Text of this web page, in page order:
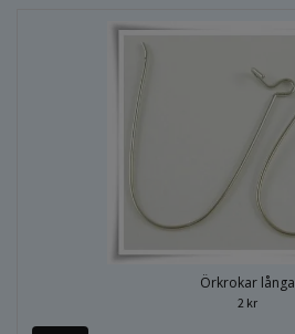
Örkrokar långa
2 kr